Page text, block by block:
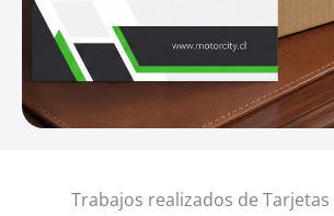
Trabajos realizados de Tarjetas